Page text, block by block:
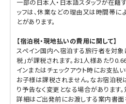
一部の日本人・日本語スタッフが在籍
ッフは、休業などの理由又は時間帯に
とがあります。
【宿泊税・現地払いの費用に関して】
スペイン国内へ宿泊する旅行者を対象
税」が課税されます。お1人様あたり
インまたはチェックアウト時にお支払
お子様は課税されません。なお宿泊税
り予告なく変更となる場合があります
詳細はご出発前にお渡しする案内書面